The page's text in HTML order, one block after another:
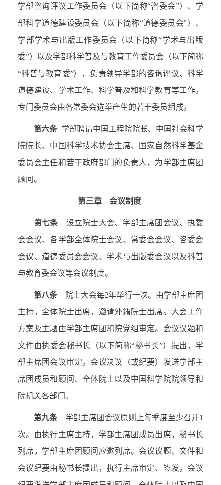
学部咨询评议工作委员会（以下简称“咨委会”）、学
部科学道德建设委员会（以下简称“道德委员会”）、
学部学术与出版工作委员会（以下简称“学术与出版
委”）以及学部科学普及与教育工作委员会（以下简称
“科普与教育委”），负责领导学部的咨询评议、科学
道德建设、学术工作、科学普及和科学教育等工作。
专门委员会由各常委会选举产生的若干委员组成。
第六条 学部聘请中国工程院院长、中国社会科学
院院长、中国科学技术协会主席、国家自然科学基金
委员会主任和若干政府部门的负责人，为学部主席团
顾问。
第三章 会议制度
第七条
设立院士大会、学部主席团会议、执委
会会议、各学部全体院士会议、常委会会议、咨委会
会议、道德委员会会议、学术与出版委会议以及科普
与教育委会议等会议制度。
第八条 院士大会每2年举行一次。由学部主席团
主持，全体院士出席，邀请外籍院士出席。大会工作
方案及主题由学部主席团和院党组审定。会议议题和
文件由执委会秘书长（以下简称“秘书长”）提出，学
部主席团会议审定。会议决议（或纪要）发送学部主
席团成员和顾问、全体院士以及中国科学院院领导和
院机关各部门。
第九条 学部主席团会议原则上每季度至少召开1
次。由执行主席主持，学部主席团成员出席，秘书长
列席，学部主席团顾问应邀列席。会议议题、文件和
会议纪要由秘书长提出，执行主席审定、签发。会议